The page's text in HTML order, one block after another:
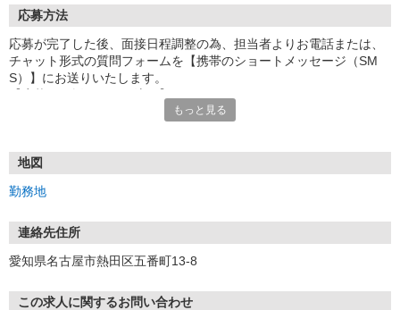
応募方法
応募が完了した後、面接日程調整の為、担当者よりお電話または、
チャット形式の質問フォームを【携帯のショートメッセージ（SM
S）】にお送りいたします。
1.応募…Webもしくはお電話より応募ください。
※実技試験はドライバーの職種のみとなります。
もっと見る
地図
勤務地
連絡先住所
愛知県名古屋市熱田区五番町13-8
この求人に関するお問い合わせ